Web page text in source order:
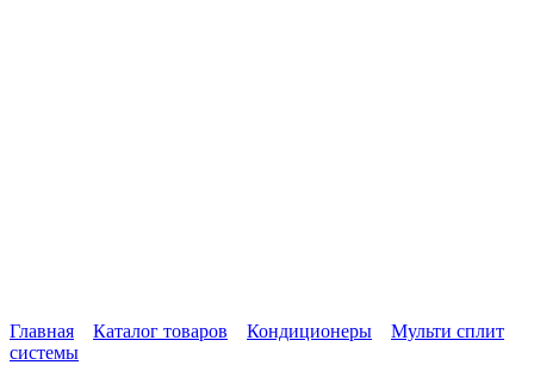
Главная Каталог товаров Кондиционеры
Мульти сплит
системы